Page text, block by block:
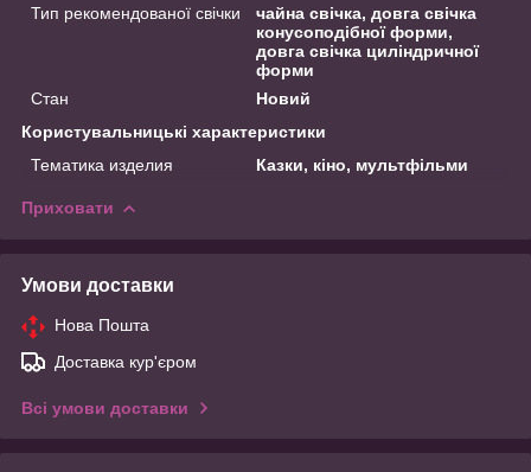
Тип рекомендованої свічки
чайна свічка, довга свічка
конусоподібної форми,
довга свічка циліндричної
форми
Стан
Новий
Користувальницькі характеристики
Тематика изделия
Казки, кіно, мультфільми
Приховати
Умови доставки
Нова Пошта
Доставка кур'єром
Всі умови доставки